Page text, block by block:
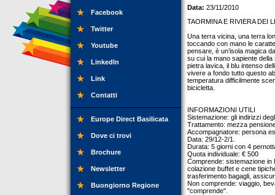
Facebook
Twitter
Youtube
LinkedIn
Link
Contatti
Europe Direct Basilicata
Dove ci trovi
Brochure
Newsletter
Buongiorno Regione
Data: 23/11/2010
TAORMINA E RIVIERA DEI
Una terra vicina, una terra
toccando con mano le
pensare, è un’isola magica
su cui la mano sapiente
pietra lavica, il blu intenso
vivere a fondo tutto questo
temperatura difficilmente
bicicletta.
INFORMAZIONI UTILI
Sistemazione: gli indirizzi
Trattamento: mezza
Accompagnatore: persona
Data: 29/12-2/1.
Durata: 5 giorni con 4
Quota individuale: € 500
Comprende: sistemazione in
colazione buffet e cene
trasferimento bagagli,
Non comprende: viaggio,
"comprende".